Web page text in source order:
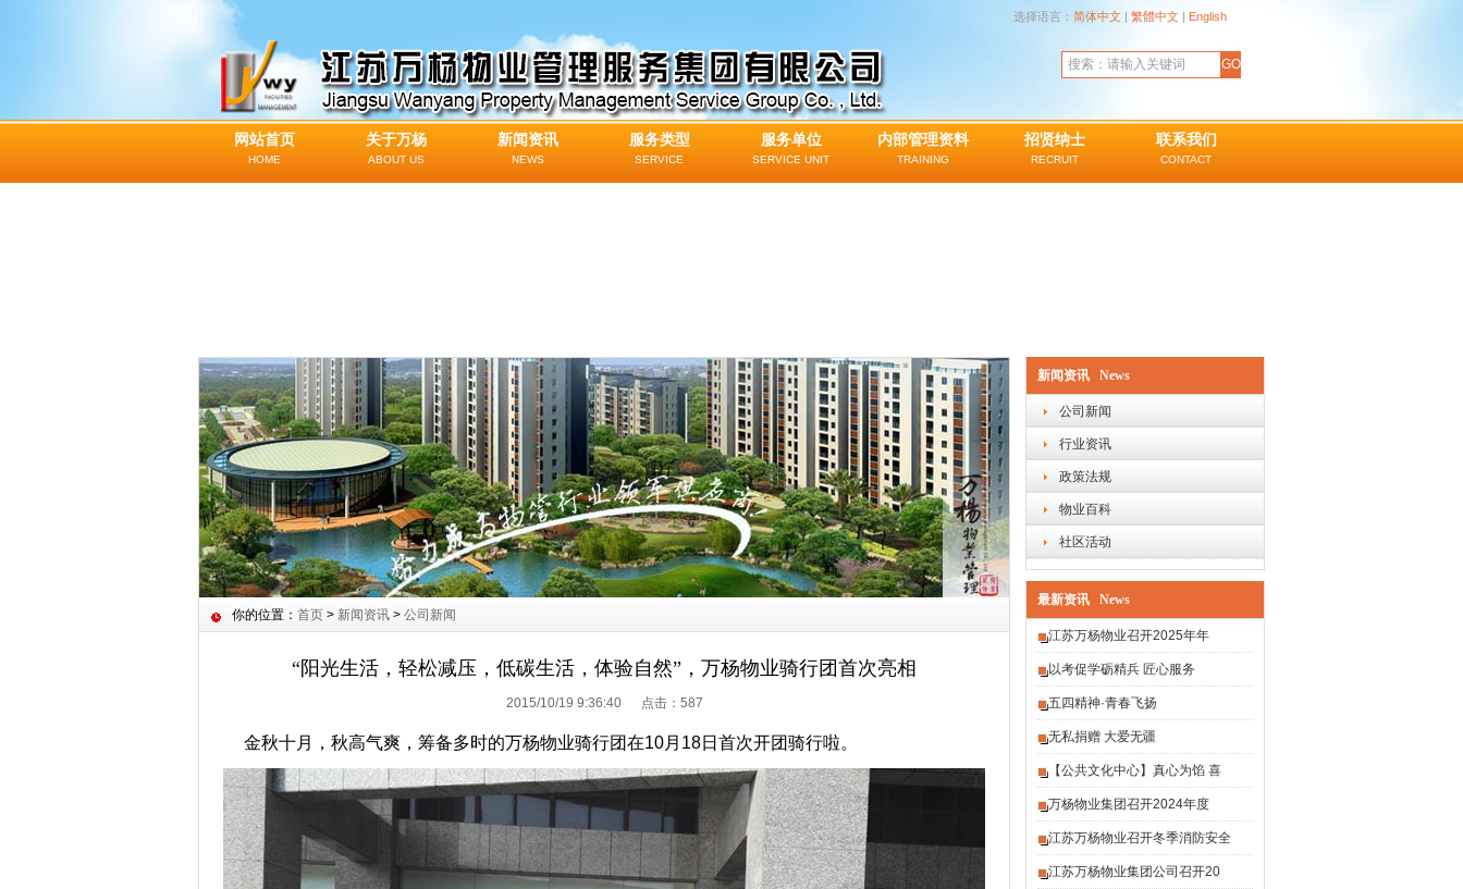
选择语言： 简体中文 | 繁體中文 | English
网站首页
HOME
关于万杨
ABOUT US
新闻资讯
NEWS
服务类型
SERVICE
服务单位
SERVICE UNIT
内部管理资料
TRAINING
招贤纳士
RECRUIT
联系我们
CONTACT
新闻资讯 News
公司新闻
行业资讯
政策法规
物业百科
社区活动
最新资讯 News
江苏万杨物业召开2025年年
以考促学砺精兵 匠心服务
五四精神·青春飞扬
无私捐赠 大爱无疆
【公共文化中心】真心为馅 喜
万杨物业集团召开2024年度
江苏万杨物业召开冬季消防安全
江苏万杨物业集团公司召开20
你的位置： 首页 > 新闻资讯 > 公司新闻
“阳光生活，轻松减压，低碳生活，体验自然”，万杨物业骑行团首次亮相
2015/10/19 9:36:40 点击： 587
金秋十月，秋高气爽，筹备多时的万杨物业骑行团在10月18日首次开团骑行啦。